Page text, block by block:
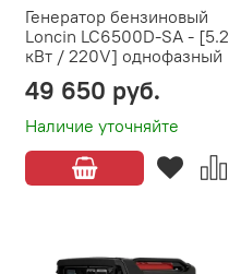
Генератор бензиновый
Loncin LC6500D-SA - [5.2
кВт / 220V] однофазный
Наличие уточняйте
49 650 руб.